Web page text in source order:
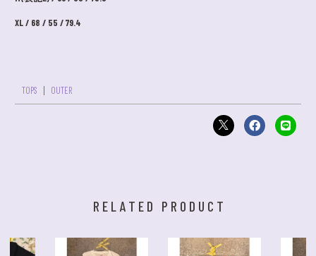
XL / 68 / 55 / 79.4
TOPS OUTER
RELATED PRODUCT